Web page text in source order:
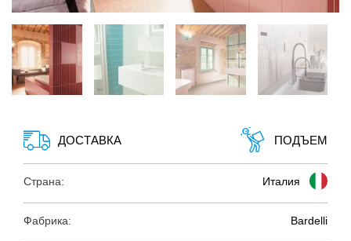
ДОСТАВКА ПОДЪЕМ
Страна: Италия
Фабрика: Bardelli